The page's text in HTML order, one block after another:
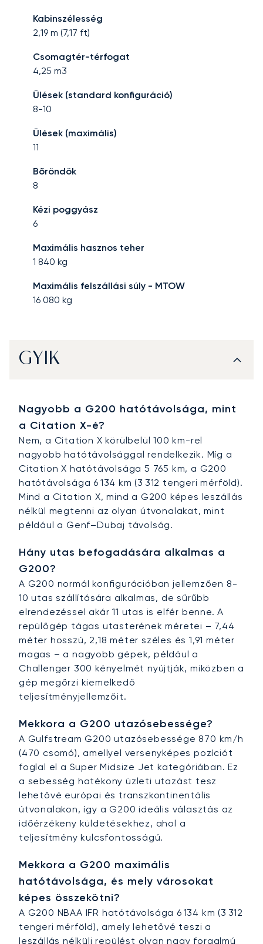
Kabinszélesség
2,19 m (7,17 ft)
Csomagtér-térfogat
4,25 m3
Ülések (standard konfiguráció)
8-10
Ülések (maximális)
11
Bőröndök
8
Kézi poggyász
6
Maximális hasznos teher
1 840 kg
Maximális felszállási súly - MTOW
16 080 kg
GYIK
Nagyobb a G200 hatótávolsága, mint
a Citation X-é?
Nem, a Citation X körülbelül 100 km-rel
nagyobb hatótávolsággal rendelkezik. Míg a
Citation X hatótávolsága 5 765 km, a G200
hatótávolsága 6 134 km (3 312 tengeri mérföld).
Mind a Citation X, mind a G200 képes leszállás
nélkül megtenni az olyan útvonalakat, mint
például a Genf–Dubaj távolság.
Hány utas befogadására alkalmas a
G200?
A G200 normál konfigurációban jellemzően 8-
10 utas szállítására alkalmas, de sűrűbb
elrendezéssel akár 11 utas is elfér benne. A
repülőgép tágas utasterének méretei – 7,44
méter hosszú, 2,18 méter széles és 1,91 méter
magas – a nagyobb gépek, például a
Challenger 300 kényelmét nyújtják, miközben a
gép megőrzi kiemelkedő
teljesítményjellemzőit.
Mekkora a G200 utazósebessége?
A Gulfstream G200 utazósebessége 870 km/h
(470 csomó), amellyel versenyképes pozíciót
foglal el a Super Midsize Jet kategóriában. Ez
a sebesség hatékony üzleti utazást tesz
lehetővé európai és transzkontinentális
útvonalakon, így a G200 ideális választás az
időérzékeny küldetésekhez, ahol a
teljesítmény kulcsfontosságú.
Mekkora a G200 maximális
hatótávolsága, és mely városokat
képes összekötni?
A G200 NBAA IFR hatótávolsága 6 134 km (3 312
tengeri mérföld), amely lehetővé teszi a
leszállás nélküli repülést olyan nagy forgalmú